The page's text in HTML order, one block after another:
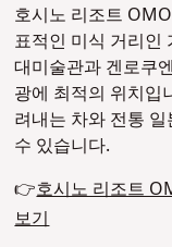
호시노 리조트
표적인 미식 거리인
대미술관과 겐로쿠
광에 최적의 위치입
려내는 차와 전통
수 있습니다.
👉호시노 리조트
보기